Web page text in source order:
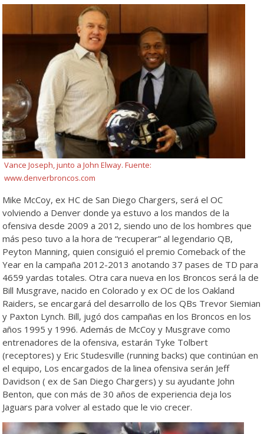
Vance Joseph, junto a John Elway. Fuente:
www.denverbroncos.com
Mike McCoy, ex HC de San Diego Chargers, será el OC
volviendo a Denver donde ya estuvo a los mandos de la
ofensiva desde 2009 a 2012, siendo uno de los hombres que
más peso tuvo a la hora de “recuperar” al legendario QB,
Peyton Manning, quien consiguió el premio Comeback of the
Year en la campaña 2012-2013 anotando 37 pases de TD para
4659 yardas totales. Otra cara nueva en los Broncos será la de
Bill Musgrave, nacido en Colorado y ex OC de los Oakland
Raiders, se encargará del desarrollo de los QBs Trevor Siemian
y Paxton Lynch. Bill, jugó dos campañas en los Broncos en los
años 1995 y 1996. Además de McCoy y Musgrave como
entrenadores de la ofensiva, estarán Tyke Tolbert
(receptores) y Eric Studesville (running backs) que continúan en
el equipo, Los encargados de la linea ofensiva serán Jeff
Davidson ( ex de San Diego Chargers) y su ayudante John
Benton, que con más de 30 años de experiencia deja los
Jaguars para volver al estado que le vio crecer.